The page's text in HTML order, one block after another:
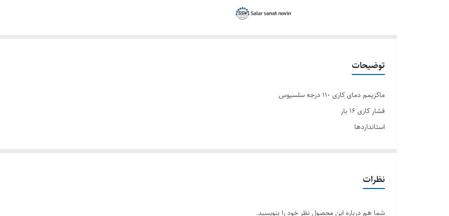
توضیحات
ماکزیمم دمای کاری ١١٠ درجه سلسیوس
فشار کاری ١٦ بار
استانداردها
وجه تا وجه:
EN558(series 20)
نظرات
شما هم درباره این محصول نظر خود را بنویسید.